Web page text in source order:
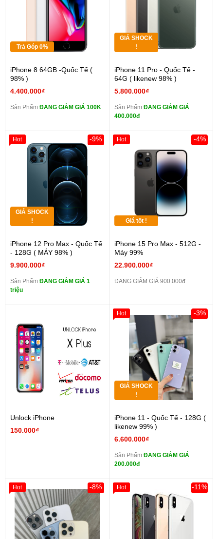
Trả Góp 0%
iPhone 8 64GB -Quốc Tế (
98% )
4.400.000₫
Sản Phẩm ĐANG GIẢM GIÁ 100K
GIÁ SHOCK
!
iPhone 11 Pro - Quốc Tế -
64G ( likenew 98% )
5.800.000₫
Sản Phẩm ĐANG GIẢM GIÁ
400.000đ
GIÁ SHOCK
!
iPhone 12 Pro Max - Quốc Tế
- 128G ( MÁY 98% )
9.900.000₫
-9%
Sản Phẩm ĐANG GIẢM GIÁ 1
triệu
Hot
Giá tốt !
iPhone 15 Pro Max - 512G -
Máy 99%
22.900.000₫
-4%
ĐANG GIẢM GIÁ 900.000đ
Hot
Unlock iPhone
150.000₫
GIÁ SHOCK
!
iPhone 11 - Quốc Tế - 128G (
likenew 99% )
6.600.000₫
-3%
Sản Phẩm ĐANG GIẢM GIÁ
200.000đ
Hot
-8%
Hot -11%
Hot